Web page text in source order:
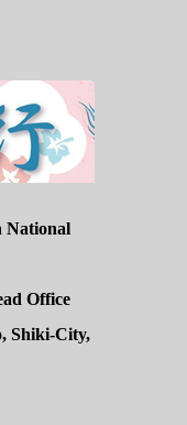
National
Office
Shiki-City,